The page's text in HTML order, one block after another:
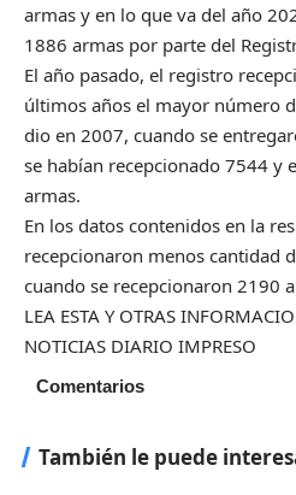
armas y en lo que va del año
1886 armas por parte del
El año pasado, el registro
últimos años el mayor número
dio en 2007, cuando se
se habían recepcionado 7544 y
armas.
En los datos contenidos en la
recepcionaron menos cantidad
cuando se recepcionaron 2190
LEA ESTA Y OTRAS
NOTICIAS DIARIO IMPRESO
Comentarios
También le puede